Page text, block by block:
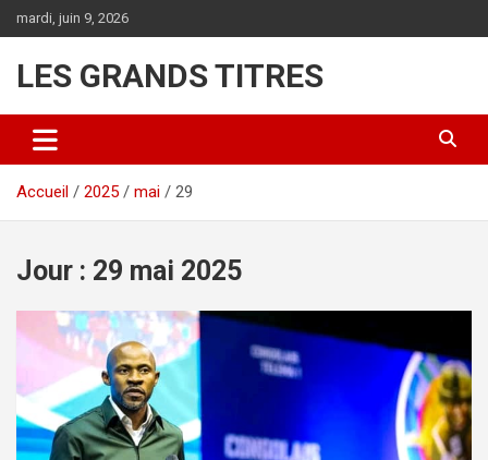
au
mardi, juin 9, 2026
LES GRANDS TITRES
Accueil 2025 mai 29
Jour : 29 mai 2025